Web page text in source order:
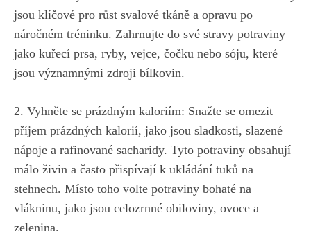
jsou⁢ klíčové⁤ pro růst svalové‌ tkáně‍ a opravu po
náročném‌ tréninku. Zahrnujte do⁤ své ‍stravy ⁢potraviny
‌jako ‌kuřecí prsa, ryby, vejce, čočku⁤ nebo sóju, ‍které
jsou významnými zdroji bílkovin.
2. Vyhněte se ​prázdným kaloriím: Snažte se omezit⁤
příjem⁢ prázdných ​kalorií, jako jsou sladkosti, slazené
nápoje a​ rafinované sacharidy. Tyto potraviny obsahují⁤
málo ‍živin a často‍ přispívají⁢ k​ ukládání tuků na‍
stehnech.‌ Místo toho volte potraviny ⁢bohaté na
vlákninu, jako⁢ jsou ⁣celozrnné obiloviny,​ ovoce a
⁤zelenina.